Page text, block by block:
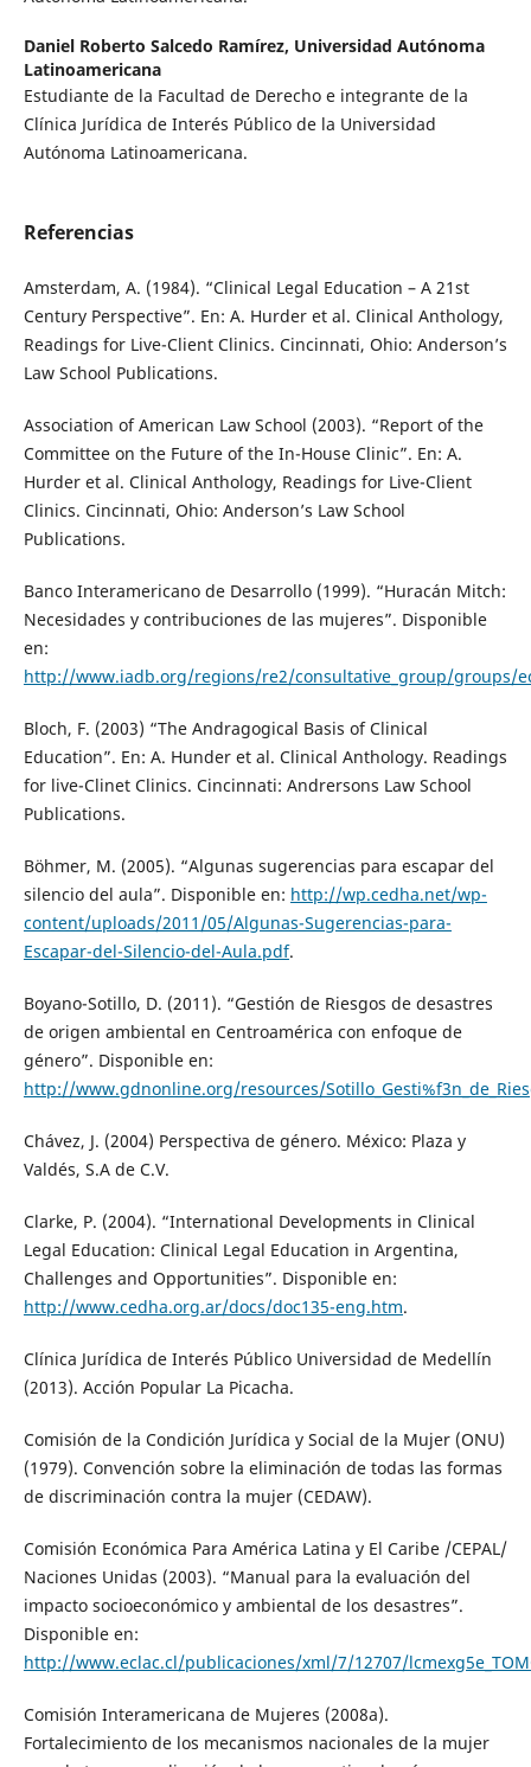
Daniel Roberto Salcedo Ramírez, Universidad Autónoma
Latinoamericana
Estudiante de la Facultad de Derecho e integrante de la
Clínica Jurídica de Interés Público de la Universidad
Autónoma Latinoamericana.
Referencias
Amsterdam, A. (1984). “Clinical Legal Education – A 21st
Century Perspective”. En: A. Hurder et al. Clinical Anthology,
Readings for Live-Client Clinics. Cincinnati, Ohio: Anderson’s
Law School Publications.
Association of American Law School (2003). “Report of the
Committee on the Future of the In-House Clinic”. En: A.
Hurder et al. Clinical Anthology, Readings for Live-Client
Clinics. Cincinnati, Ohio: Anderson’s Law School
Publications.
Banco Interamericano de Desarrollo (1999). “Huracán Mitch:
Necesidades y contribuciones de las mujeres”. Disponible
en:
http://www.iadb.org/regions/re2/consultative_group/groups/
Bloch, F. (2003) “The Andragogical Basis of Clinical
Education”. En: A. Hunder et al. Clinical Anthology. Readings
for live-Clinet Clinics. Cincinnati: Andrersons Law School
Publications.
Böhmer, M. (2005). “Algunas sugerencias para escapar del
silencio del aula”. Disponible en: http://wp.cedha.net/wp-
content/uploads/2011/05/Algunas-Sugerencias-para-
Escapar-del-Silencio-del-Aula.pdf.
Boyano-Sotillo, D. (2011). “Gestión de Riesgos de desastres
de origen ambiental en Centroamérica con enfoque de
género”. Disponible en:
http://www.gdnonline.org/resources/
Chávez, J. (2004) Perspectiva de género. México: Plaza y
Valdés, S.A de C.V.
Clarke, P. (2004). “International Developments in Clinical
Legal Education: Clinical Legal Education in Argentina,
Challenges and Opportunities”. Disponible en:
http://www.cedha.org.ar/docs/doc135-eng.htm.
Clínica Jurídica de Interés Público Universidad de Medellín
(2013). Acción Popular La Picacha.
Comisión de la Condición Jurídica y Social de la Mujer (ONU)
(1979). Convención sobre la eliminación de todas las formas
de discriminación contra la mujer (CEDAW).
Comisión Económica Para América Latina y El Caribe /CEPAL/
Naciones Unidas (2003). “Manual para la evaluación del
impacto socioeconómico y ambiental de los desastres”.
Disponible en:
http://www.eclac.cl/publicaciones/xml/7/12707/
Comisión Interamericana de Mujeres (2008a).
Fortalecimiento de los mecanismos nacionales de la mujer